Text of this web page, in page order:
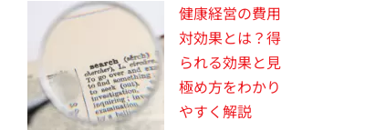
健康経営の費用
対効果とは？得
られる効果と見
極め方をわかり
やすく解説